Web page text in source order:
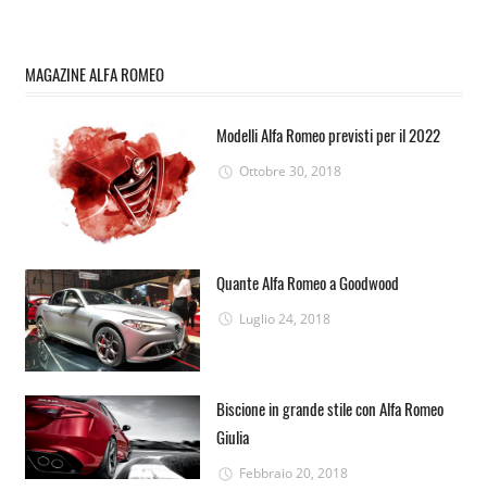
MAGAZINE ALFA ROMEO
Modelli Alfa Romeo previsti per il 2022
Ottobre 30, 2018
Quante Alfa Romeo a Goodwood
Luglio 24, 2018
Biscione in grande stile con Alfa Romeo
Giulia
Febbraio 20, 2018